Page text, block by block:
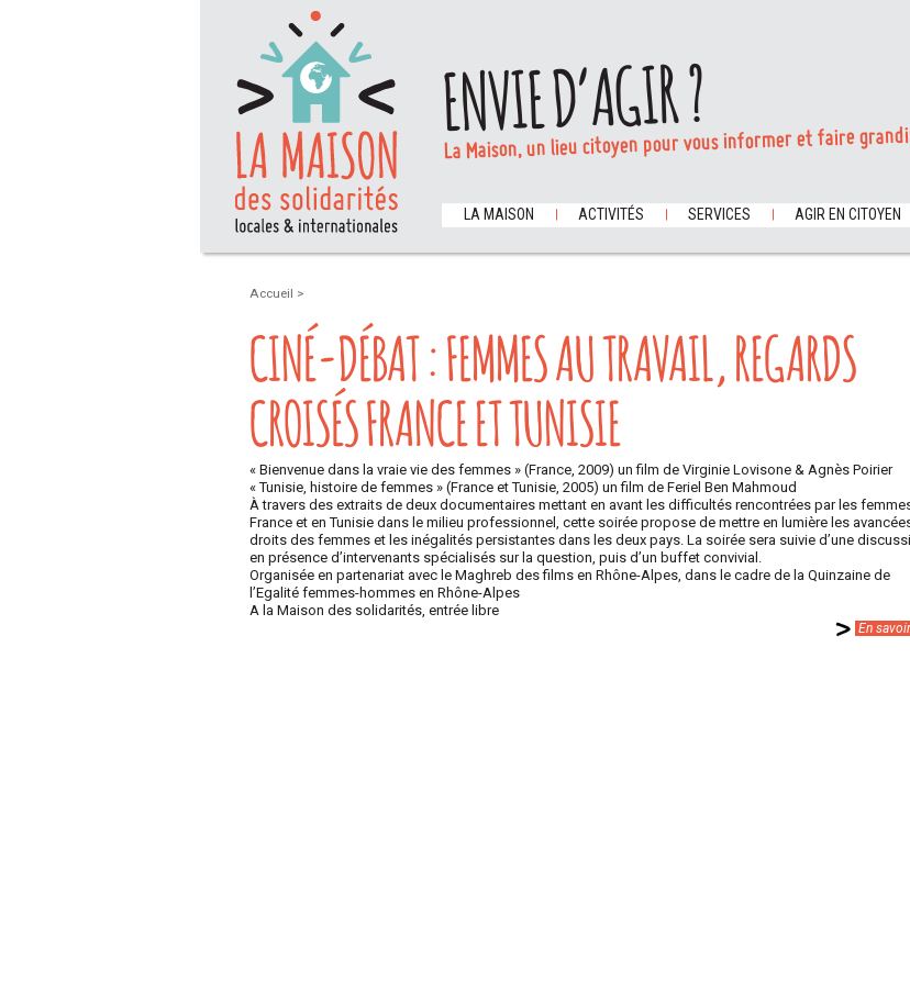
ENVIE D’AGIR ?
La Maison, un lieu citoyen pour vous informer et faire
LA MAISON ACTIVITÉS SERVICES AGIR EN CITOYEN
Accueil >
CINÉ-DÉBAT : FEMMES AU TRAVAIL, REGARDS
CROISÉS FRANCE ET TUNISIE
« Bienvenue dans la vraie vie des femmes » (France, 2009) un film de Virginie Lovisone & Agnès Poirier
« Tunisie, histoire de femmes » (France et Tunisie, 2005) un film de Feriel Ben Mahmoud
À travers des extraits de deux documentaires mettant en avant les difficultés rencontrées par les
France et en Tunisie dans le milieu professionnel, cette soirée propose de mettre en lumière les
droits des femmes et les inégalités persistantes dans les deux pays. La soirée sera suivie d’une
en présence d’intervenants spécialisés sur la question, puis d’un buffet convivial.
Organisée en partenariat avec le Maghreb des films en Rhône-Alpes, dans le cadre de la Quinzaine de
l’Egalité femmes-hommes en Rhône-Alpes
A la Maison des solidarités, entrée libre
En